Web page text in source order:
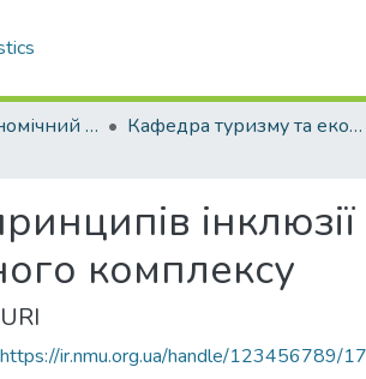
Фінансово-економічний факультет Кафедра туризму та економіки підприємства
комплексу
URI
https://ir.nmu.org.ua/handle/123456789/